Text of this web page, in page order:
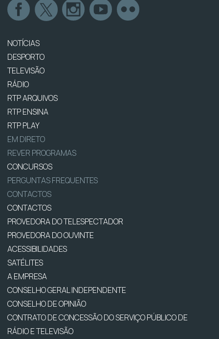
NOTÍCIAS
DESPORTO
TELEVISÃO
RÁDIO
RTP ARQUIVOS
RTP ENSINA
RTP PLAY
EM DIRETO
REVER PROGRAMAS
CONCURSOS
PERGUNTAS FREQUENTES
CONTACTOS
CONTACTOS
PROVEDORA DO TELESPECTADOR
PROVEDORA DO OUVINTE
ACESSIBILIDADES
SATÉLITES
A EMPRESA
CONSELHO GERAL INDEPENDENTE
CONSELHO DE OPINIÃO
CONTRATO DE CONCESSÃO DO SERVIÇO PÚBLICO DE
RÁDIO E TELEVISÃO